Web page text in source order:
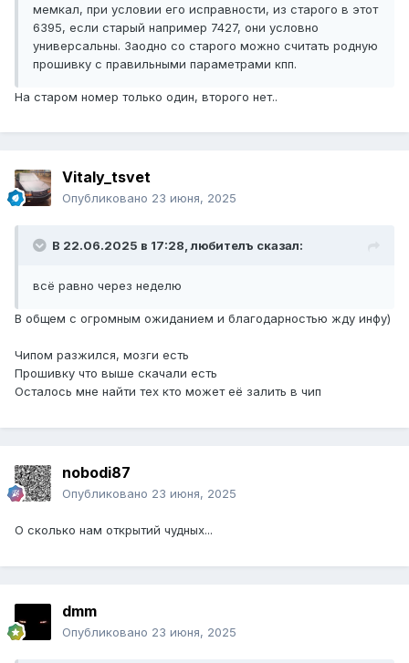
мемкал, при условии его исправности, из старого в этот
6395, если старый например 7427, они условно
универсальны. Заодно со старого можно считать родную
прошивку с правильными параметрами кпп.
На старом номер только один, второго нет..
Vitaly_tsvet
Опубликовано 23 июня, 2025
В 22.06.2025 в 17:28,любителъ сказал:
всё равно через неделю
В общем с огромным ожиданием и благодарностью жду инфу)
Чипом разжился, мозги есть
Прошивку что выше скачали есть
Осталось мне найти тех кто может её залить в чип
nobodi87
Опубликовано 23 июня, 2025
О сколько нам открытий чудных...
dmm
Опубликовано 23 июня, 2025